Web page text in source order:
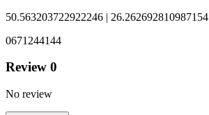
50.563203722922246 | 26.262692810987154
0671244144
Review 0
No review